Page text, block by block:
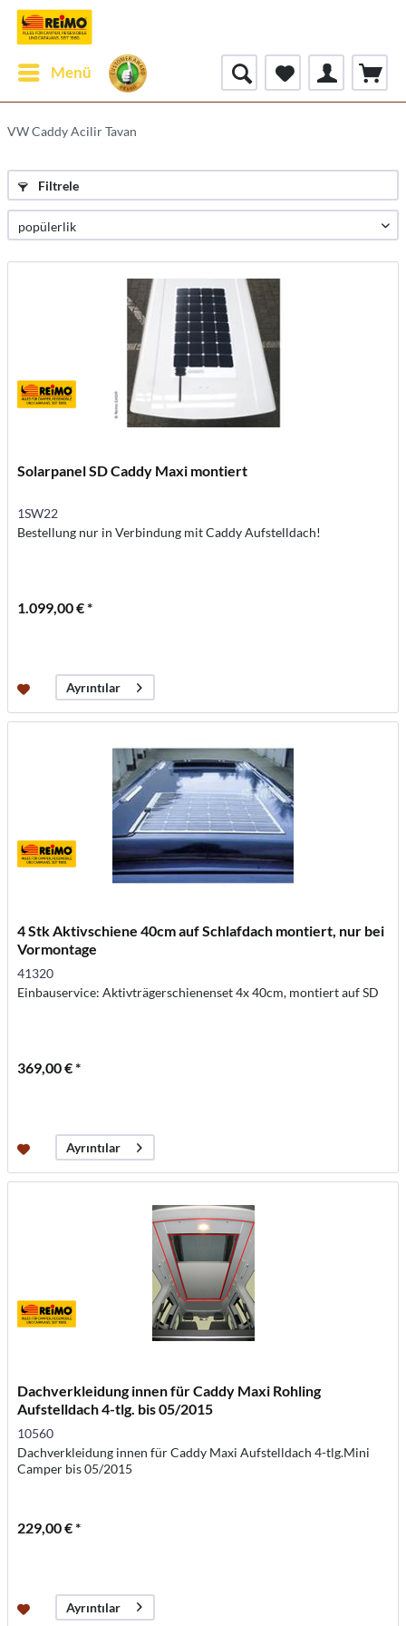
Menü
VW Caddy Acilir Tavan
Filtrele
Solarpanel SD Caddy Maxi montiert
1SW22
Bestellung nur in Verbindung mit Caddy Aufstelldach!
1.099,00 € *
Ayrıntılar
4 Stk Aktivschiene 40cm auf Schlafdach montiert, nur bei
Vormontage
41320
Einbauservice: Aktivträgerschienenset 4x 40cm, montiert auf SD
369,00 € *
Ayrıntılar
Dachverkleidung innen für Caddy Maxi Rohling
Aufstelldach 4-tlg. bis 05/2015
10560
Dachverkleidung innen für Caddy Maxi Aufstelldach 4-tlg.Mini
Camper bis 05/2015
229,00 € *
Ayrıntılar